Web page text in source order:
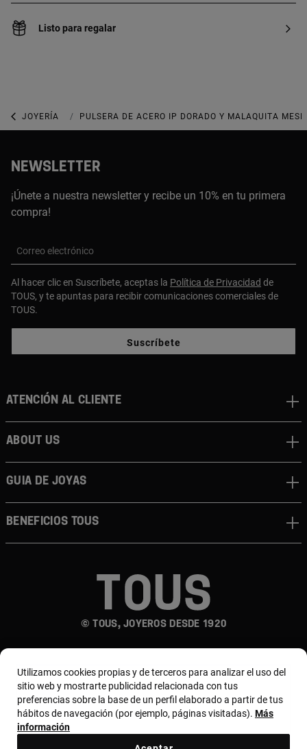
Listo para regalar
JOYERÍA JOYAS CON GEMAS
PULSERA DE ACERO IP DORADO Y MALAQUITA
NEWSLETTER
¡Únete a nuestra newsletter y recibe un 10% en tu primera
compra!
Correo electrónico
Al hacer clic en Suscríbete, aceptas la Política de Privacidad de
TOUS, y te apuntas para recibir comunicaciones comerciales de
TOUS.
Suscríbete
© TOUS, JOYEROS DESDE 1920
Atención al cliente
About us
Guia de joyas
Beneficios TOUS
País y moneda:
Euro
Utilizamos cookies propias y de terceros para analizar el uso del
sitio web y mostrarte publicidad relacionada con tus
preferencias sobre la base de un perfil elaborado a partir de tus
hábitos de navegación (por ejemplo, páginas visitadas). Más
información